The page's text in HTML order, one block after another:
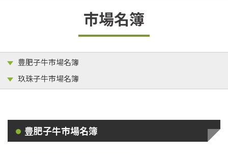
市場名簿
豊肥子牛市場名簿
玖珠子牛市場名簿
豊肥子牛市場名簿